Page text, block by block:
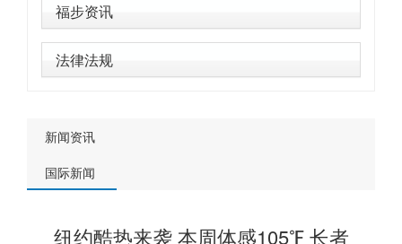
福步资讯
法律法规
新闻资讯
国际新闻
纽约酷热来袭 本周体感105℉ 长者